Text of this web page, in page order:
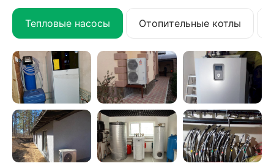
Тепловые насосы Отопительные котлы